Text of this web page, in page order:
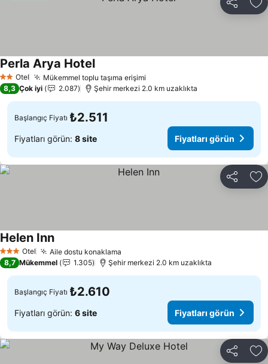
Paylaş
2 Yıldız
Otel Mükemmel toplu taşıma erişimi
Perla Arya Hotel
8,3 Çok iyi 2.087 Şehir merkezi 2.0 km uzaklıkta
Başlangıç Fiyatı ₺2.511
Fiyatları görün: 8 site Fiyatları görün
Paylaş
3 YıldızOtel Aile dostu konaklama
Helen Inn
8,7 Mükemmel 1.305 Şehir merkezi 2.0 km uzaklıkta
Başlangıç Fiyatı ₺2.610
Fiyatları görün: 6 site Fiyatları görün
Paylaş